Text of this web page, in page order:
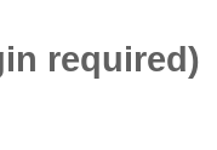
required)